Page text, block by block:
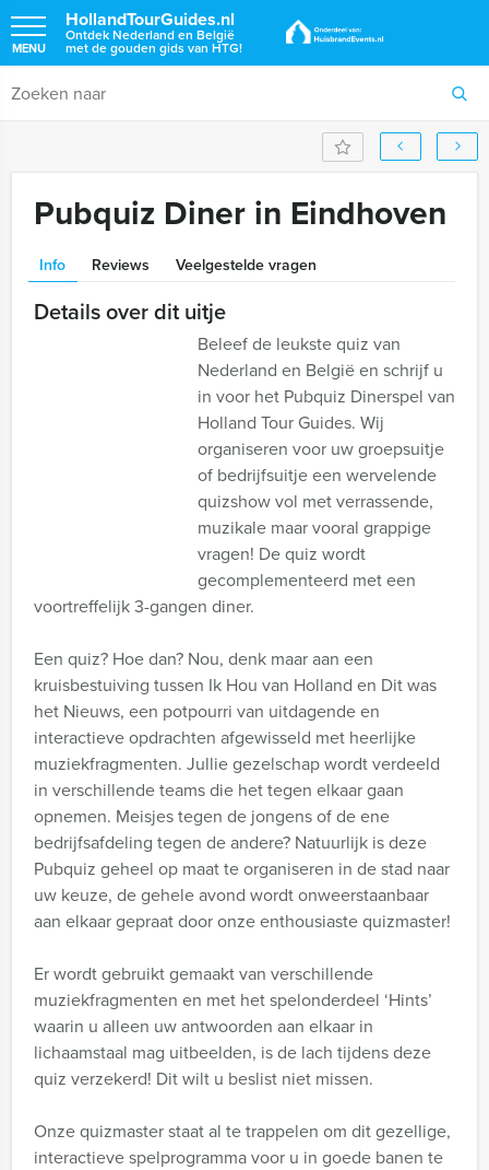
HollandTourGuides.nl
Ontdek Nederland en België
met de gouden gids van HTG!
MENU
Pubquiz Diner in Eindhoven
Info Reviews Veelgestelde vragen
Details over dit uitje
Beleef de leukste quiz van
Nederland en België en schrijf u
in voor het Pubquiz Dinerspel van
Holland Tour Guides. Wij
organiseren voor uw groepsuitje
of bedrijfsuitje een wervelende
quizshow vol met verrassende,
muzikale maar vooral grappige
vragen! De quiz wordt
gecomplementeerd met een
voortreffelijk 3-gangen diner.
Een quiz? Hoe dan? Nou, denk maar aan een
kruisbestuiving tussen Ik Hou van Holland en Dit was
het Nieuws, een potpourri van uitdagende en
interactieve opdrachten afgewisseld met heerlijke
muziekfragmenten. Jullie gezelschap wordt verdeeld
in verschillende teams die het tegen elkaar gaan
opnemen. Meisjes tegen de jongens of de ene
bedrijfsafdeling tegen de andere? Natuurlijk is deze
Pubquiz geheel op maat te organiseren in de stad naar
uw keuze, de gehele avond wordt onweerstaanbaar
aan elkaar gepraat door onze enthousiaste quizmaster!
Er wordt gebruikt gemaakt van verschillende
muziekfragmenten en met het spelonderdeel ‘Hints’
waarin u alleen uw antwoorden aan elkaar in
lichaamstaal mag uitbeelden, is de lach tijdens deze
quiz verzekerd! Dit wilt u beslist niet missen.
Onze quizmaster staat al te trappelen om dit gezellige,
interactieve spelprogramma voor u in goede banen te